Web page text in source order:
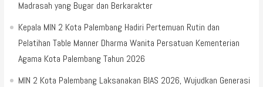
Madrasah yang Bugar dan Berkarakter
Kepala MIN 2 Kota Palembang Hadiri Pertemuan Rutin dan
Pelatihan Table Manner Dharma Wanita Persatuan Kementerian
Agama Kota Palembang Tahun 2026
MIN 2 Kota Palembang Laksanakan BIAS 2026, Wujudkan Generasi